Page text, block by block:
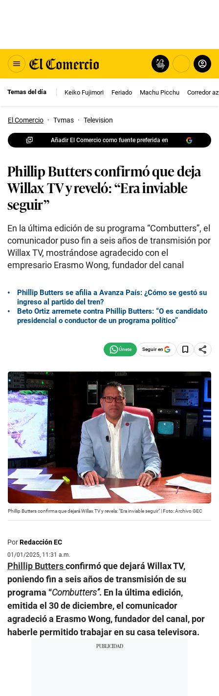
Temas del día Keiko Fujimori Feriado Machu Picchu Corredor
El Comercio · Tvmas · Television
Añadir El Comercio como fuente preferida en
Phillip Butters confirmó que deja
Willax TV y reveló: “Era inviable
seguir”
En la última edición de su programa “Combutters”, el
comunicador puso fin a seis años de transmisión por
Willax TV, mostrándose agradecido con el
empresario Erasmo Wong, fundador del canal
Phillip Butters se afilia a Avanza País: ¿Cómo se gestó su
ingreso al partido del tren?
Beto Ortiz arremete contra Phillip Butters: “O es candidato
presidencial o conductor de un programa político”
Seguir en
Phillip Butters confirma que dejará Willax TV y revela: "Era inviable seguir" | Foto: Archivo GEC
PorRedacción EC
01/01/2025, 11:31 a.m.
Phillip Buttersconfirmó que dejará Willax TV,
poniendo fin a seis años de transmisión de su
programa “Combutters”. En la última edición,
emitida el 30 de diciembre, el comunicador
agradeció a Erasmo Wong, fundador del canal, por
haberle permitido trabajar en su casa televisora.